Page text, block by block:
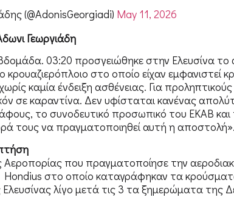
(@AdonisGeorgiadi) May 11, 2026
Γεωργιάδη
03:20 προσγειώθηκε στην Ελευσίνα
στο οποίο είχαν εμφανιστεί
καμία ένδειξη ασθένειας. Για
σε καραντίνα. Δεν υφίσταται κανένας
το συνοδευτικό προσωπικό του ΕΚΑΒ
τους να πραγματοποιηθεί αυτή η αποστολή».
Αεροπορίας που πραγματοποίησε την
Hondius στο οποίο καταγράφηκαν τα
λίγο μετά τις 3 τα ξημερώματα της